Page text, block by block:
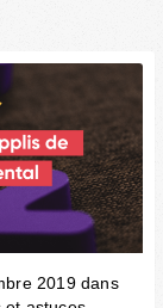
2019 dans